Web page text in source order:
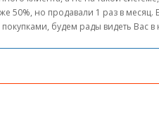
50%, но продавали 1 раз в месяц.
будем рады видеть Вас